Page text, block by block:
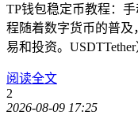
TP钱包稳定币教程：
程随着数字货币的普
易和投资。
阅读全文
2
2026-08-09 17:25